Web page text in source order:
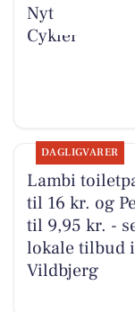
Nyt fra Per P.
Cykler
DAGLIGVARER
Lambi
til 16 kr. og
til 9,95 kr. -
lokale tilbud i
Vildbjerg